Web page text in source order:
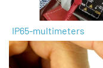
IP65-multimeters